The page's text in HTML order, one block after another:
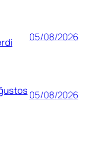
05/08/2026
05/08/2026